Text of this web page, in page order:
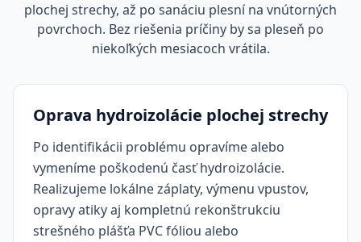
plochej strechy, až po sanáciu plesní na vnútorných
povrchoch. Bez riešenia príčiny by sa pleseň po
niekoľkých mesiacoch vrátila.
Oprava hydroizolácie plochej strechy
Po identifikácii problému opravíme alebo
vymeníme poškodenú časť hydroizolácie.
Realizujeme lokálne záplaty, výmenu vpustov,
opravy atiky aj kompletnú rekonštrukciu
strešného plášťa PVC fóliou alebo